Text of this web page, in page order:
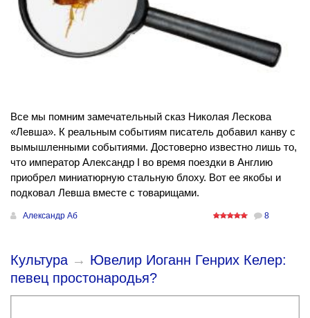
Все мы помним замечательный сказ Николая Лескова
«Левша». К реальным событиям писатель добавил канву с
вымышленными событиями. Достоверно известно лишь то,
что император Александр I во время поездки в Англию
приобрел миниатюрную стальную блоху. Вот ее якобы и
подковал Левша вместе с товарищами.
Александр Аб 8
Культура → Ювелир Иоганн Генрих Келер:
певец простонародья?